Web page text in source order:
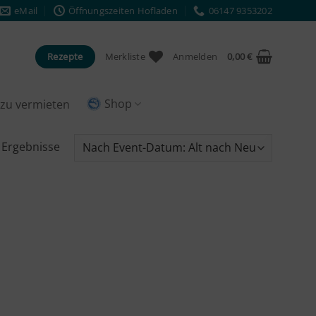
eMail Öffnungszeiten Hofladen 06147 9353202
Rezepte Merkliste Anmelden 0,00€
vermieten Shop